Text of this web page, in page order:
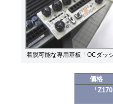
着脱可能な専用基板「OCダッ
価格
「